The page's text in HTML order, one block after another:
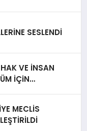
SESLENDİ
VE İNSAN
İÇiN
MECLİS